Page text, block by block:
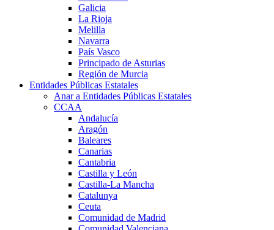
Galicia
La Rioja
Melilla
Navarra
País Vasco
Principado de Asturias
Región de Murcia
Entidades Públicas Estatales
Anar a Entidades Públicas Estatales
CCAA
Andalucía
Aragón
Baleares
Canarias
Cantabria
Castilla y León
Castilla-La Mancha
Catalunya
Ceuta
Comunidad de Madrid